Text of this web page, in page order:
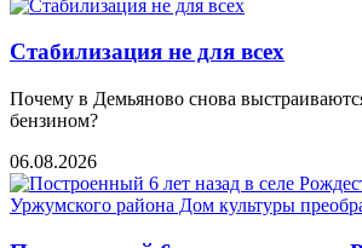
Стабилизация не для всех
Почему в Демьяново снова
бензином?
06.08.2026